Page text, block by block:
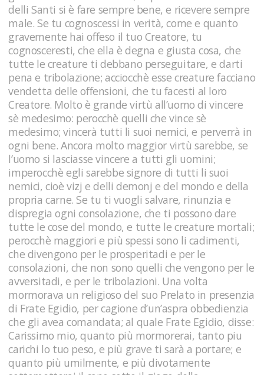
delli Santi si è fare sempre bene, e ricevere sempre
male. Se tu cognoscessi in verità, come e quanto
gravemente hai offeso il tuo Creatore, tu
cognosceresti, che ella è degna e giusta cosa, che
tutte le creature ti debbano perseguitare, e darti
pena e tribolazione; acciocchè esse creature facciano
vendetta delle offensioni, che tu facesti al loro
Creatore. Molto è grande virtù all’uomo di vincere
sè medesimo: perocchè quelli che vince sè
medesimo; vincerà tutti li suoi nemici, e perverrà in
ogni bene. Ancora molto maggior virtù sarebbe, se
l’uomo si lasciasse vincere a tutti gli uomini;
imperocchè egli sarebbe signore di tutti li suoi
nemici, cioè vizj e delli demonj e del mondo e della
propria carne. Se tu ti vuogli salvare, rinunzia e
dispregia ogni consolazione, che ti possono dare
tutte le cose del mondo, e tutte le creature mortali;
perocchè maggiori e più spessi sono li cadimenti,
che divengono per le prosperitadi e per le
consolazioni, che non sono quelli che vengono per le
avversitadi, e per le tribolazioni. Una volta
mormorava un religioso del suo Prelato in presenzia
di Frate Egidio, per cagione d’un’aspra obbedienzia
che gli avea comandata; al quale Frate Egidio, disse:
Carissimo mio, quanto più mormorerai, tanto piu
carichi lo tuo peso, e più grave ti sarà a portare; e
quanto più umilmente, e più divotamente